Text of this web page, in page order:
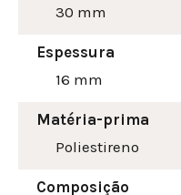
30 mm
Espessura
16 mm
Matéria-prima
Poliestireno
Composição